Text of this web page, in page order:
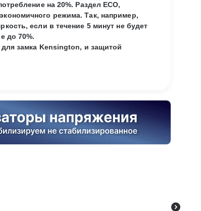
на 20%. Раздел ECO,
режима. Так, например,
если в течение 5 минут не будет
до 70%.
замка Kensington, и защитой